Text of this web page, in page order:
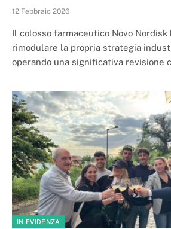
12 Febbraio 2026
Il colosso farmaceutico Novo Nordisk
rimodulare la propria strategia
operando una significativa revisione
IN EVIDENZA